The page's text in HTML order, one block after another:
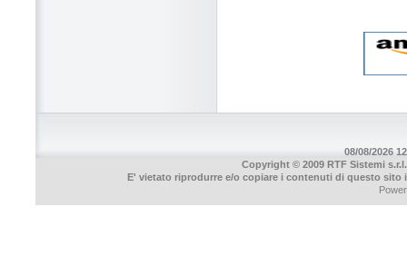
08/08/2026
Copyright © 2009 RTF Sistemi
E' vietato riprodurre e/o copiare i contenuti di questo